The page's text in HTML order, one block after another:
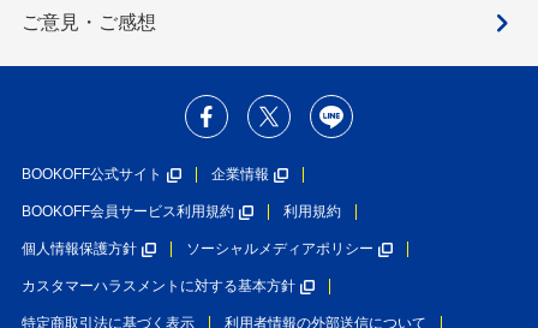
ご意見・ご感想
BOOKOFF公式サイト 企業情報
BOOKOFF会員サービス利用規約 利用規約
個人情報保護方針 ソーシャルメディアポリシー
カスタマーハラスメントに対する基本方針
特定商取引法に基づく表示 利用者情報の外部送信について